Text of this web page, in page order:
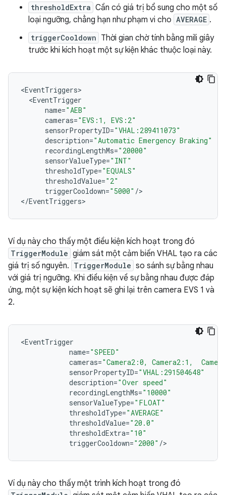
thresholdExtra Cần có giá trị bổ sung cho một số
loại ngưỡng, chẳng hạn như phạm vi cho AVERAGE .
triggerCooldown Thời gian chờ tính bằng mili giây
trước khi kích hoạt một sự kiện khác thuộc loại này.
<EventTriggers
<EventTrigger
name="AEB"
cameras="EVS:1, EVS:2"
sensorPropertyID="VHAL:289411073"
description="Automatic Emergency Braking"
recordingLengthMs="20000"
sensorValueType="INT"
thresholdType="EQUALS"
thresholdValue="2"
triggerCooldown="5000" />
</EventTriggers
Ví dụ này cho thấy một điều kiện kích hoạt trong đó
TriggerModule giám sát một cảm biến VHAL tạo ra các
giá trị số nguyên. TriggerModule so sánh sự bằng nhau
với giá trị ngưỡng. Khi điều kiện về sự bằng nhau được đáp
ứng, một sự kiện kích hoạt sẽ ghi lại trên camera EVS 1 và
2.
<EventTrigger
name="SPEED"
cameras="Camera2:0, Camera2:1,
sensorPropertyID="VHAL:291504648"
description="Over speed"
recordingLengthMs="10000"
sensorValueType="FLOAT"
thresholdType="AVERAGE"
thresholdValue="20.0"
thresholdExtra="10"
triggerCooldown="2000" /
Ví dụ này cho thấy một trình kích hoạt trong đó